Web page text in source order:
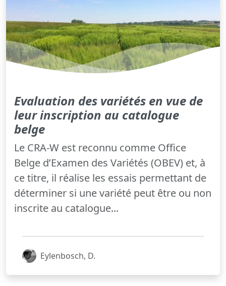
Evaluation des variétés en vue de
leur inscription au catalogue
belge
Le CRA-W est reconnu comme Office
Belge d’Examen des Variétés (OBEV) et, à
ce titre, il réalise les essais permettant de
déterminer si une variété peut être ou non
inscrite au catalogue...
Eylenbosch, D.